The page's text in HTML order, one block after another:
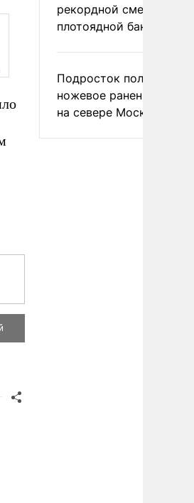
рекордной смертности
плотоядной бактерии
Подросток получил
ножевое ранение в
на севере Москвы